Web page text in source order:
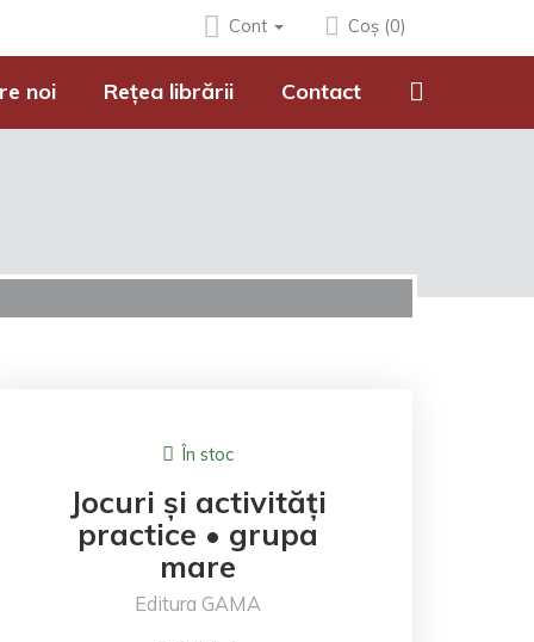
Cont Coș (0)
noi Rețea librării Contact
În stoc
Jocuri și activități
practice • grupa
mare
Editura GAMA